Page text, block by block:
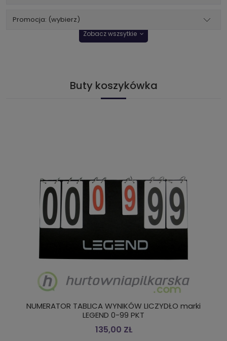
Promocja: (wybierz)
Zobacz wszsytkie
Buty koszykówka
NUMERATOR TABLICA WYNIKÓW LICZYDŁO marki
LEGEND 0-99 PKT
135,00 ZŁ